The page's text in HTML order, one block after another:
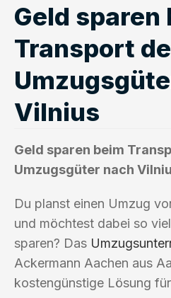
Geld sparen
Transport
Vilnius
Geld sparen beim
Umzugsgüter nach
Du planst einen Umzug
und möchtest dabei so
sparen? Das
Ackermann Aachen aus
kostengünstige Lösung